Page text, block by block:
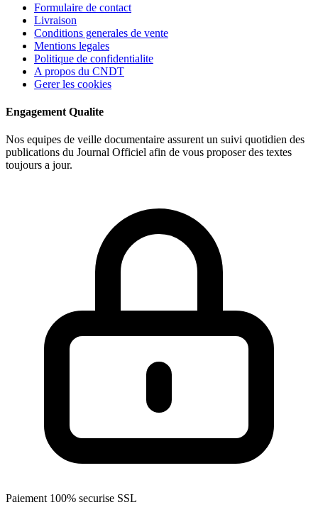
Formulaire de contact
Livraison
Conditions generales de vente
Mentions legales
Politique de confidentialite
A propos du CNDT
Gerer les cookies
Engagement Qualite
Nos equipes de veille documentaire assurent un suivi quotidien des
publications du Journal Officiel afin de vous proposer des textes
toujours a jour.
Paiement 100% securise SSL